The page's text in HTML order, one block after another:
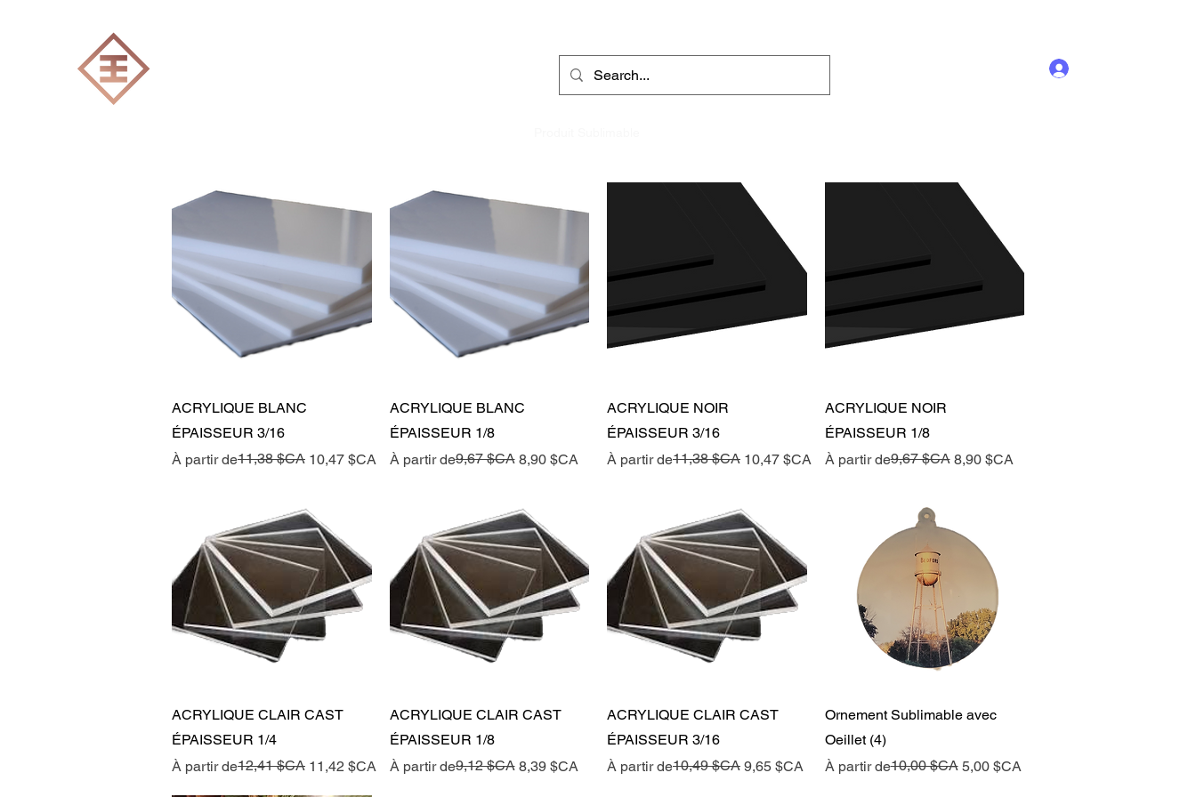
Aperçu rapide
ACRYLIQUE BLANC
ÉPAISSEUR 3/16
À partir de
Prix original11,38 $CA 10,47 $CA
Prix promotionnel
Aperçu rapide
ACRYLIQUE BLANC
ÉPAISSEUR 1/8
À partir de
Prix original9,67 $CA 8,90 $CA
Prix promotionnel
Aperçu rapide
ACRYLIQUE NOIR
ÉPAISSEUR 3/16
À partir de
Prix original11,38 $CA 10,47 $CA
Prix promotionnel
Aperçu rapide
ACRYLIQUE NOIR
ÉPAISSEUR 1/8
À partir de
Prix original9,67 $CA 8,90 $CA
Prix promotionnel
Aperçu rapide
ACRYLIQUE CLAIR CAST
ÉPAISSEUR 1/4
À partir de
Prix original12,41 $CA 11,42 $CA
Prix promotionnel
Aperçu rapide
ACRYLIQUE CLAIR CAST
ÉPAISSEUR 1/8
À partir de
Prix original9,12 $CA 8,39 $CA
Prix promotionnel
Aperçu rapide
ACRYLIQUE CLAIR CAST
ÉPAISSEUR 3/16
À partir de
Prix original10,49 $CA 9,65 $CA
Prix promotionnel
Aperçu rapide
Ornement Sublimable avec
Oeillet (4)
À partir de
Prix original10,00 $CA 5,00 $CA
Prix promotionnel